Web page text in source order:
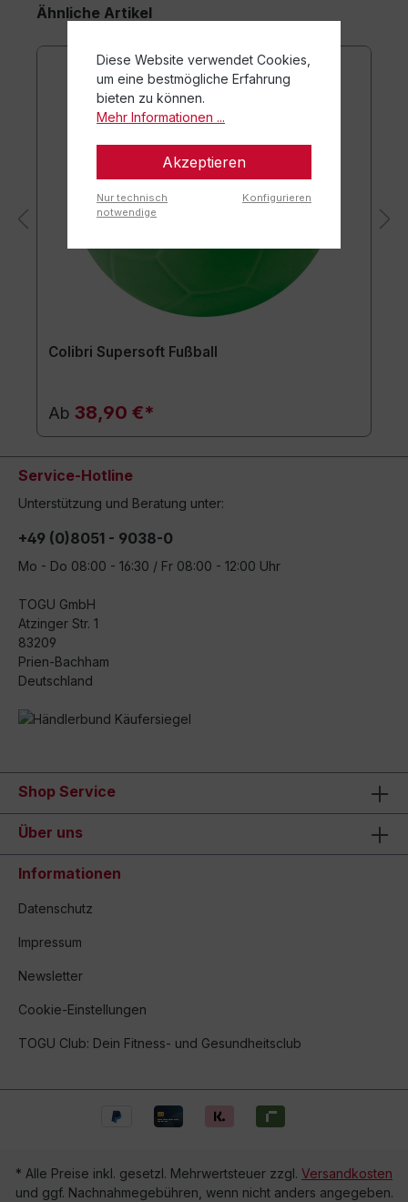
Ähnliche Artikel
Colibri Supersoft Fußball
Ab 38,90 €*
Service-Hotline
Unterstützung und Beratung unter:
+49 (0)8051 - 9038-0
Mo - Do 08:00 - 16:30 / Fr 08:00 - 12:00 Uhr
TOGU GmbH
Atzinger Str. 1
83209
Prien-Bachham
Deutschland
Shop Service
Über uns
Informationen
Datenschutz
Impressum
Newsletter
Cookie-Einstellungen
TOGU Club: Dein Fitness- und Gesundheitsclub
* Alle Preise inkl. gesetzl. Mehrwertsteuer zzgl. Versandkosten
und ggf. Nachnahmegebühren, wenn nicht anders angegeben.
Diese Website verwendet Cookies,
um eine bestmögliche Erfahrung
bieten zu können.
Mehr Informationen ...
Akzeptieren
Nur technisch
notwendige
Konfigurieren